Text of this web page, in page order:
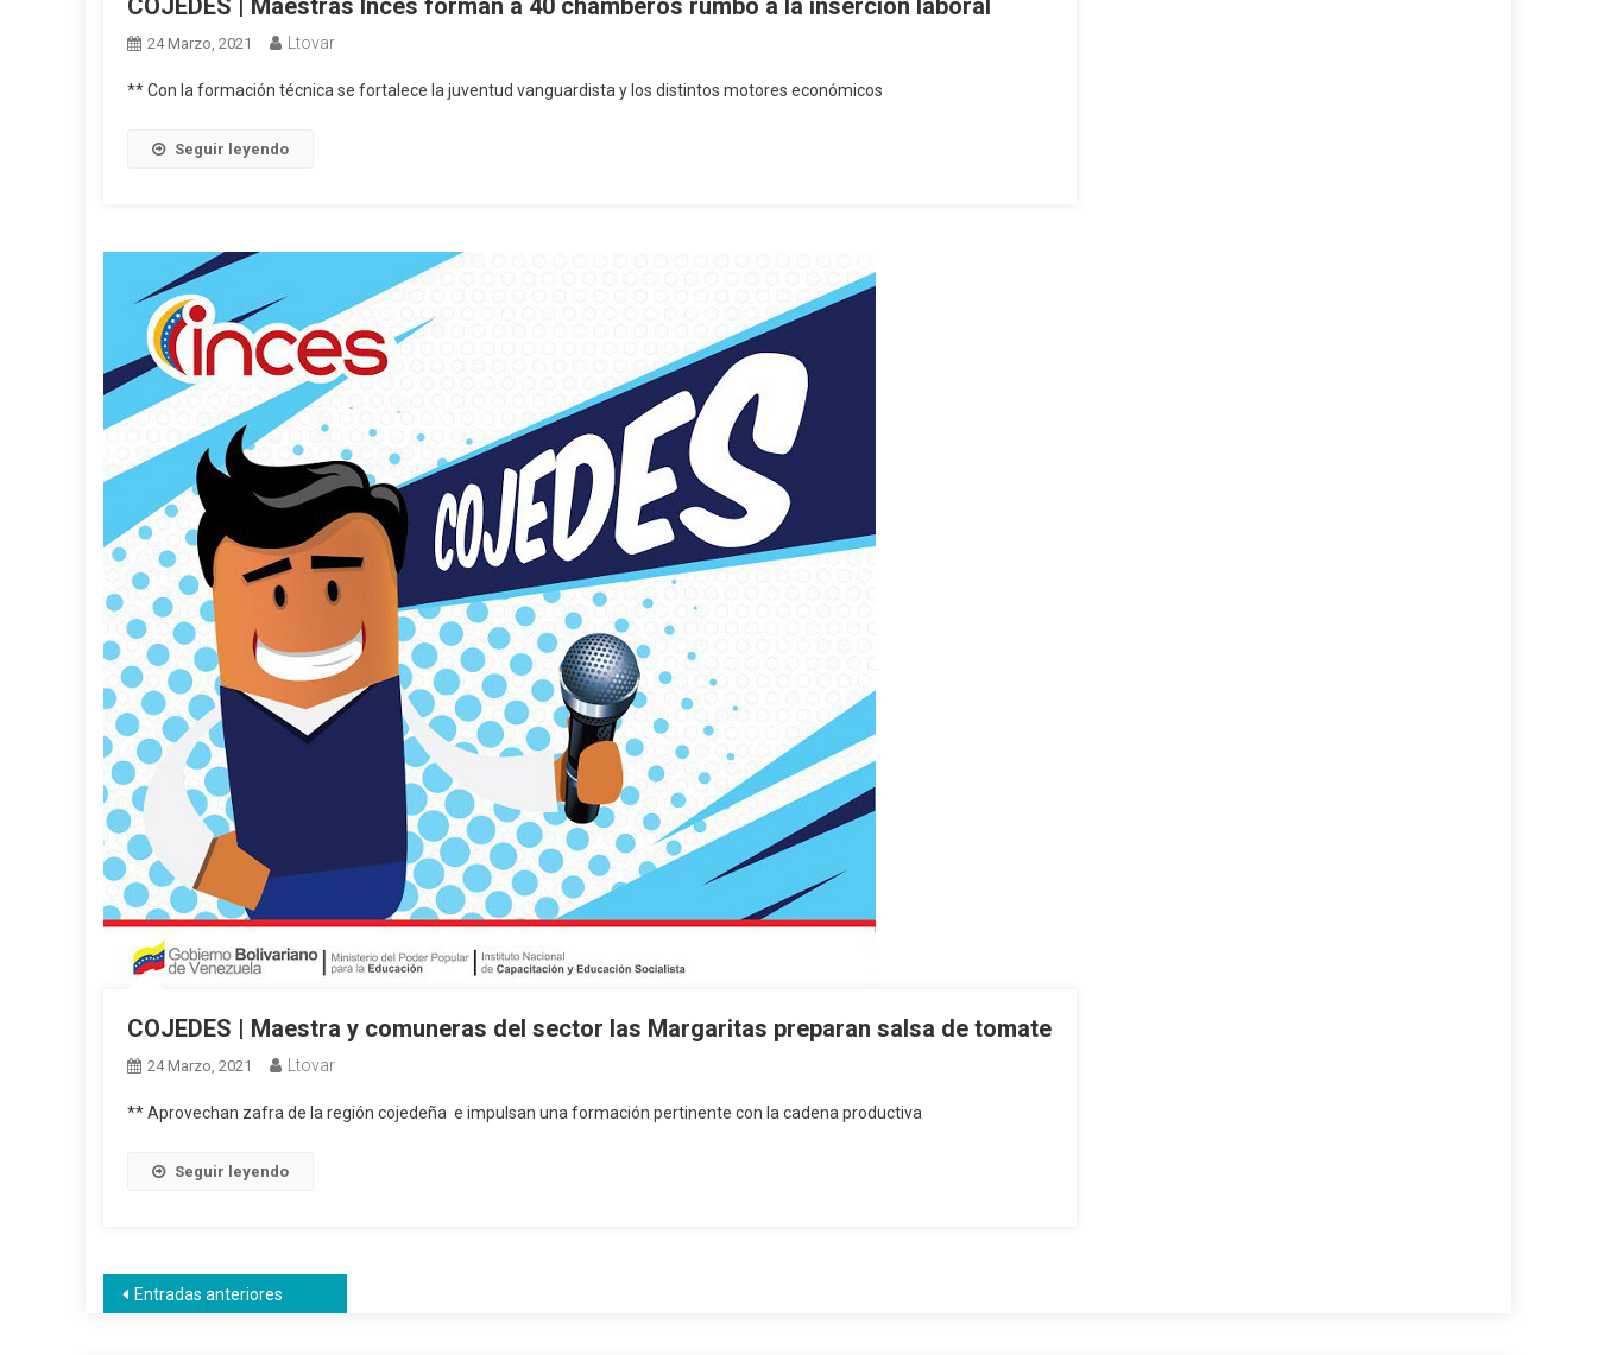
COJEDES | Maestras Inces forman a 40 chamberos rumbo a la inserción laboral
24 Marzo, 2021 Ltovar
** Con la formación técnica se fortalece la juventud vanguardista y los distintos motores económicos
Seguir leyendo
COJEDES | Maestra y comuneras del sector las Margaritas preparan salsa de tomate
24 Marzo, 2021 Ltovar
** Aprovechan zafra de la región cojedeña e impulsan una formación pertinente con la cadena productiva
Seguir leyendo
Navegación
Entradas anteriores